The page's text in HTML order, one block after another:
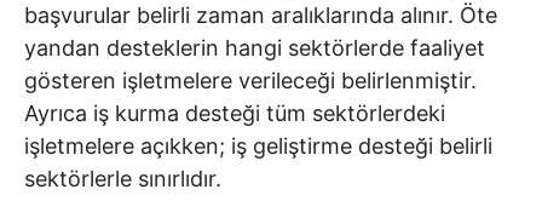
başvurular belirli zaman aralıklarında alınır. Öte
yandan desteklerin hangi sektörlerde faaliyet
gösteren işletmelere verileceği belirlenmiştir.
Ayrıca iş kurma desteği tüm sektörlerdeki
işletmelere açıkken; iş geliştirme desteği belirli
sektörlerle sınırlıdır.